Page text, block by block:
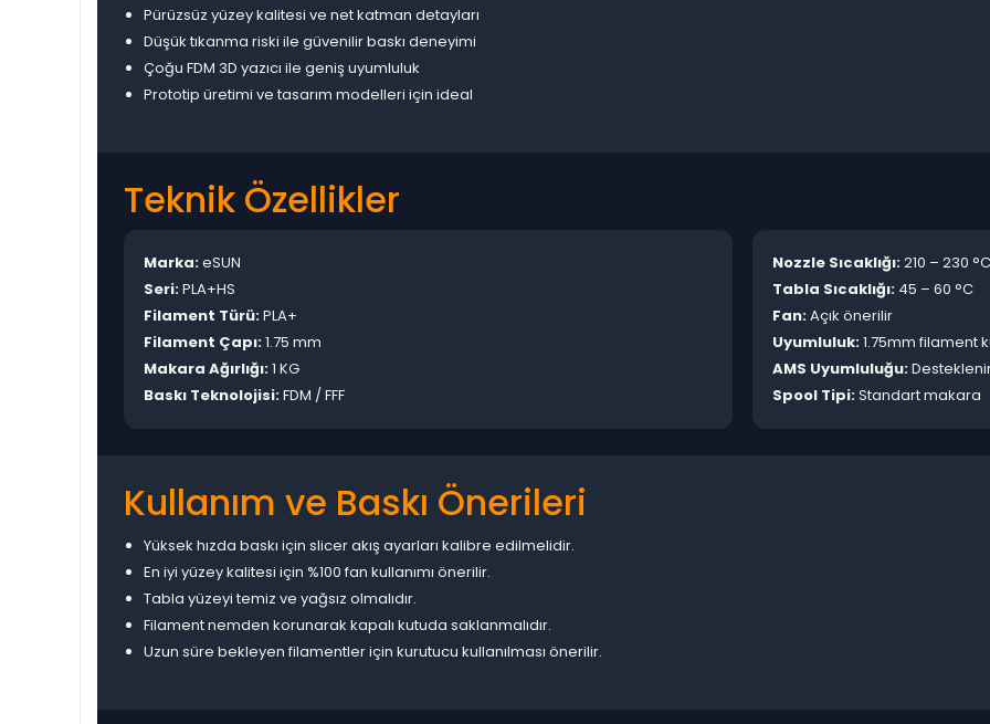
Pürüzsüz yüzey kalitesi ve net katman detayları
Düşük tıkanma riski ile güvenilir baskı deneyimi
Çoğu FDM 3D yazıcı ile geniş uyumluluk
Prototip üretimi ve tasarım modelleri için ideal
Teknik Özellikler
Marka:eSUN
Seri:PLA+HS
Filament Türü:PLA+
Filament Çapı:1.75 mm
Makara Ağırlığı:1 KG
Baskı Teknolojisi:FDM / FFF
Nozzle Sıcaklığı:210 – 230 °C
Tabla Sıcaklığı: 45 – 60 °C
Fan:Açık önerilir
Uyumluluk:1.75mm filament
AMS Uyumluluğu:
Spool Tipi:Standart makara
Kullanım ve Baskı Önerileri
Yüksek hızda baskı için slicer akış ayarları kalibre edilmelidir.
En iyi yüzey kalitesi için %100 fan kullanımı önerilir.
Tabla yüzeyi temiz ve yağsız olmalıdır.
Filament nemden korunarak kapalı kutuda saklanmalıdır.
Uzun süre bekleyen filamentler için kurutucu kullanılması önerilir.